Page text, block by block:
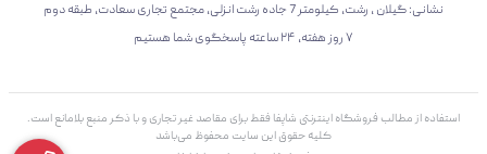
نشانی: گیلان ، رشت، کیلومتر 7 جاده رشت انزلی، مجتمع تجاری سعادت، طبقه دوم
۷ روز هفته، ۲۴ ساعته پاسخگوی شما هستیم
استفاده از مطالب فروشگاه اینترنتی شاپفا فقط برای مقاصد غیر تجاری و با ذکر منبع بلامانع است.
کليه حقوق اين سايت محفوظ می‌باشد